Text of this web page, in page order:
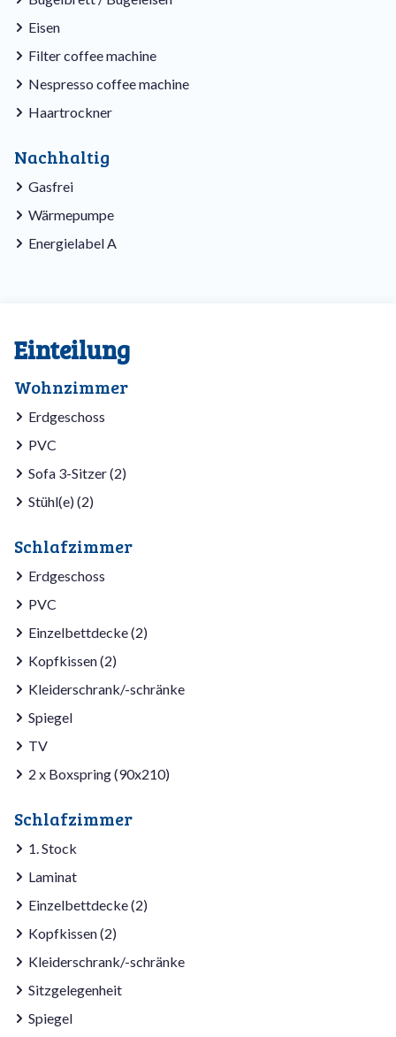
Eisen
Filter coffee machine
Nespresso coffee machine
Haartrockner
Nachhaltig
Gasfrei
Wärmepumpe
Energielabel A
Einteilung
Wohnzimmer
Erdgeschoss
PVC
Sofa 3-Sitzer (2)
Stühl(e) (2)
Schlafzimmer
Erdgeschoss
PVC
Einzelbettdecke (2)
Kopfkissen (2)
Kleiderschrank/-schränke
Spiegel
TV
2 x Boxspring (90x210)
Schlafzimmer
1. Stock
Laminat
Einzelbettdecke (2)
Kopfkissen (2)
Kleiderschrank/-schränke
Sitzgelegenheit
Spiegel